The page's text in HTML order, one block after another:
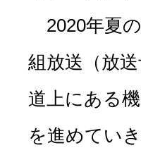
2020年夏
組放送（放
道上にある
を進めていき